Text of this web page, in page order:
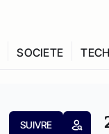
SOCIETE
SUIVRE